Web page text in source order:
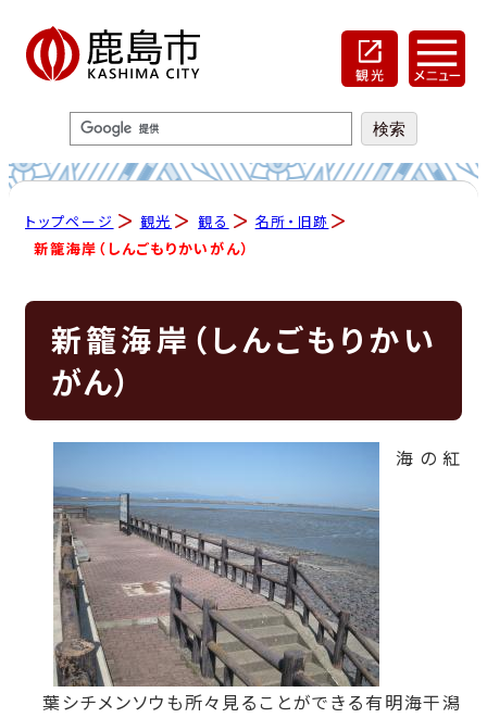
トップページ 観光 観る
名所・旧跡
新籠海岸（しんごもりかいがん）
新籠海岸（しんごもりかい
がん）
海の紅
葉シチメンソウも所々見ることができる有明海干潟